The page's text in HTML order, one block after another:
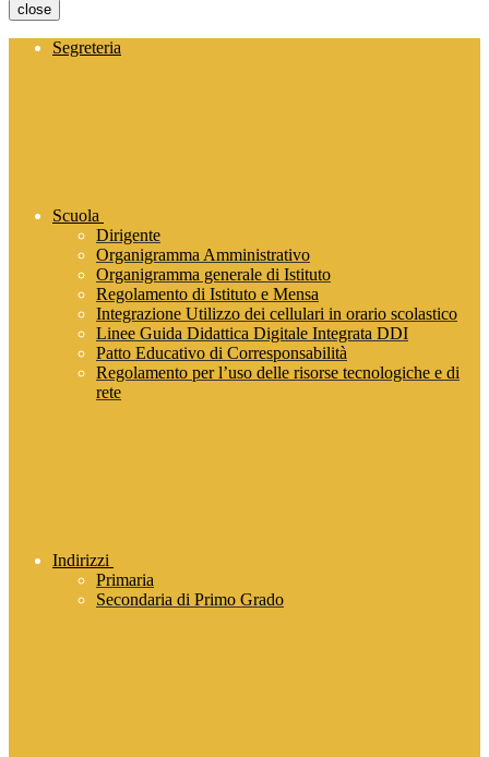
close
Segreteria
Scuola
Dirigente
Organigramma Amministrativo
Organigramma generale di Istituto
Regolamento di Istituto e Mensa
Integrazione Utilizzo dei cellulari in orario scolastico
Linee Guida Didattica Digitale Integrata DDI
Patto Educativo di Corresponsabilità
Regolamento per l’uso delle risorse tecnologiche e di
rete
Indirizzi
Primaria
Secondaria di Primo Grado